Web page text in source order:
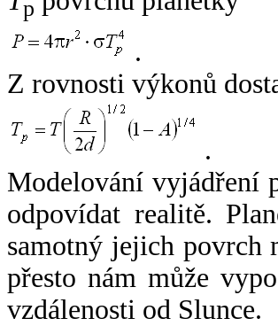
p
.
Z rovnosti výkonů
.
Modelování vyjádření
odpovídat realitě.
samotný jejich povrch
přesto nám může
vzdálenosti od Slunce.